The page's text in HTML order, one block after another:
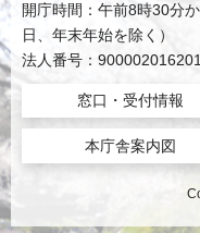
開庁時間：午前8時30分
日、年末年始を除く）
法人番号：
窓口・受付情報
本庁舎案内図